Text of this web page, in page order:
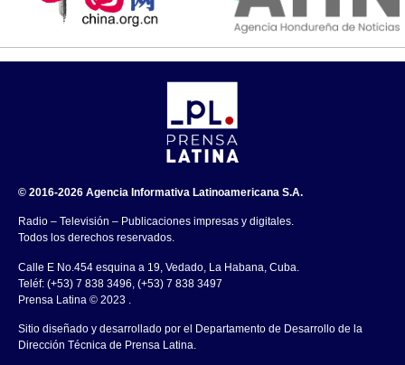
© 2016-2026 Agencia Informativa Latinoamericana S.A.
Radio – Televisión – Publicaciones impresas y digitales.
Todos los derechos reservados.
Calle E No.454 esquina a 19, Vedado, La Habana, Cuba.
Teléf: (+53) 7 838 3496, (+53) 7 838 3497
Prensa Latina © 2023 .
Sitio diseñado y desarrollado por el Departamento de Desarrollo de la
Dirección Técnica de Prensa Latina.